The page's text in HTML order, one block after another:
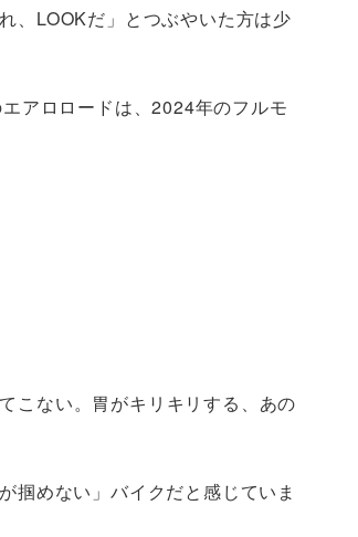
、LOOKだ」とつぶやいた方は少
アロロードは、2024年のフルモ
こない。胃がキリキリする、あの
掴めない」バイクだと感じていま